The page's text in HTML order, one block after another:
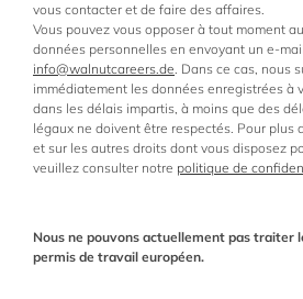
vous contacter et de faire des affaires.
Vous pouvez vous opposer à tout moment
données personnelles en envoyant un e-
info@walnutcareers.de. Dans ce cas, nous
immédiatement les données enregistrées à
dans les délais impartis, à moins que des
légaux ne doivent être respectés. Pour plus
et sur les autres droits dont vous disposez
veuillez consulter notre politique de
Nous ne pouvons actuellement pas traiter
permis de travail européen.